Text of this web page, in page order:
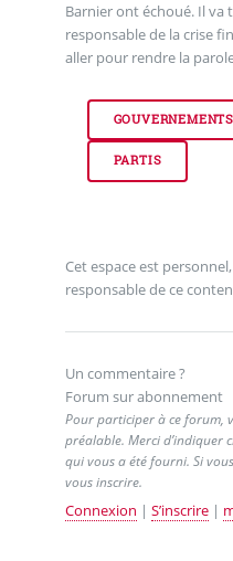
Barnier ont échoué. Il va
responsable de la crise
aller pour rendre la
GOUVERNEMENTS
PARTIS
Cet espace est
responsable de ce
Un commentaire ?
Forum sur abonnement
Pour participer à ce forum,
préalable. Merci d’indiquer
qui vous a été fourni. Si
vous inscrire.
Connexion | S’inscrire|